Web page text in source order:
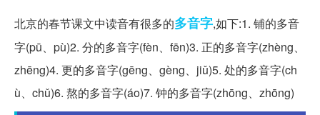
北京的春节课文中读音有很多的多音字,如下:1. 铺的多音
字(pū、pù)2. 分的多音字(fèn、fēn)3. 正的多音字(zhèng、
zhēng)4. 更的多音字(gēng、gèng、jiǔ)5. 处的多音字(ch
ù、chǔ)6. 熬的多音字(áo)7. 钟的多音字(zhōng、zhōng)